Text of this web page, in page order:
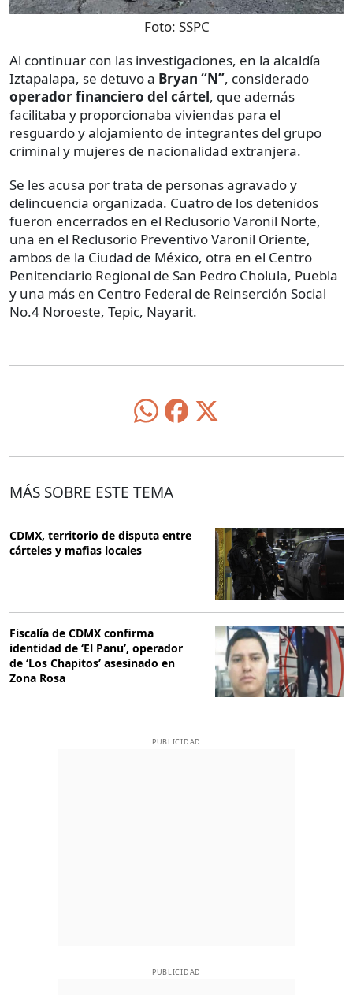
Foto: SSPC
Al continuar con las investigaciones, en la alcaldía
Iztapalapa, se detuvo a Bryan “N”, considerado
operador financiero del cártel, que además
facilitaba y proporcionaba viviendas para el
resguardo y alojamiento de integrantes del grupo
criminal y mujeres de nacionalidad extranjera.
Se les acusa por trata de personas agravado y
delincuencia organizada. Cuatro de los detenidos
fueron encerrados en el Reclusorio Varonil Norte,
una en el Reclusorio Preventivo Varonil Oriente,
ambos de la Ciudad de México, otra en el Centro
Penitenciario Regional de San Pedro Cholula, Puebla
y una más en Centro Federal de Reinserción Social
No.4 Noroeste, Tepic, Nayarit.
MÁS SOBRE ESTE TEMA
CDMX, territorio de disputa entre
cárteles y mafias locales
Fiscalía de CDMX confirma
identidad de ‘El Panu’, operador
de ‘Los Chapitos’ asesinado en
Zona Rosa
PUBLICIDAD
PUBLICIDAD